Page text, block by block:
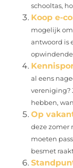
schooltas,
Koop e-
mogelijk
antwoord is
opwindende
al eens
vereniging?
hebben,
Op
deze zomer
moeten
besmet